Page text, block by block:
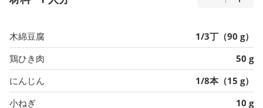
木綿豆腐
1/3丁（90 g）
鶏ひき肉
50 g
にんじん
1/8本（15 g）
小ねぎ
10 g